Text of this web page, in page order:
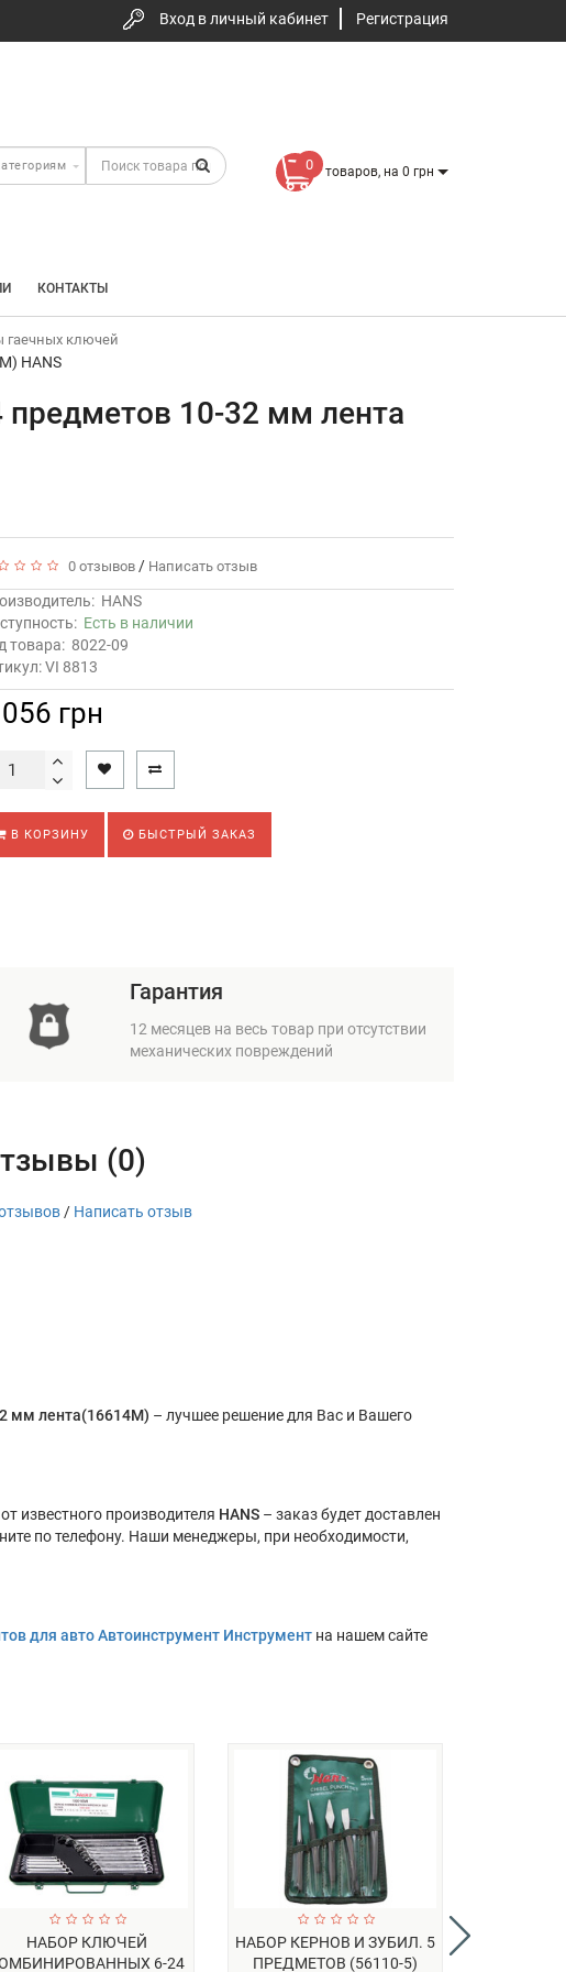
Вход в личный кабинет Регистрация
0 товаров, на 0 грн
КОНТАКТЫ
гаечных ключей
HANS
10-32 мм лента
0 отзывов / Написать отзыв
HANS
Есть в наличии
товара: 8022-09
VI 8813
грн
В КОРЗИНУ БЫСТРЫЙ ЗАКАЗ
Гарантия
12 месяцев на весь товар при отсутствии
механических повреждений
(0)
/ Написать отзыв
мм лента(16614M) – лучшее решение для Вас и Вашего
от известного производителя HANS – заказ будет доставлен
по телефону. Наши менеджеры, при необходимости,
для авто Автоинструмент Инструмент на нашем сайте
НАБОР КЛЮЧЕЙ
6-24
НАБОР КЕРНОВ И ЗУБИЛ. 5
ПРЕДМЕТОВ (56110-5)